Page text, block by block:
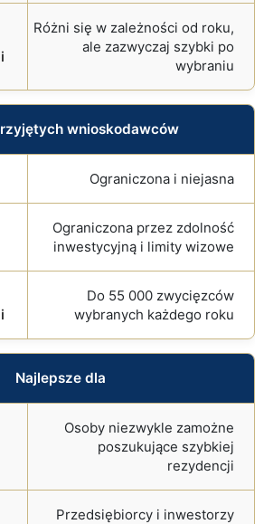
Różni się w zależności od roku,
ale zazwyczaj szybki po
wybraniu
wnioskodawców
Ograniczona i niejasna
Ograniczona przez zdolność
inwestycyjną i limity wizowe
Do 55 000 zwycięzców
wybranych każdego roku
Najlepsze dla
Osoby niezwykle zamożne
poszukujące szybkiej
rezydencji
Przedsiębiorcy i inwestorzy